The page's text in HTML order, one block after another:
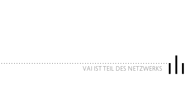
VAI IST TEIL DES NETZWERKS